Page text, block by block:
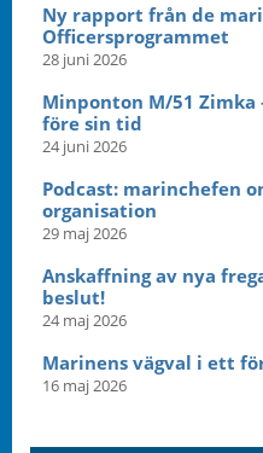
Ny rapport från de
Officersprogrammet
28 juni 2026
Minponton M/51 Zimka
före sin tid
24 juni 2026
Podcast: marinchefen
organisation
29 maj 2026
Anskaffning av nya
beslut!
24 maj 2026
Marinens vägval i ett
16 maj 2026